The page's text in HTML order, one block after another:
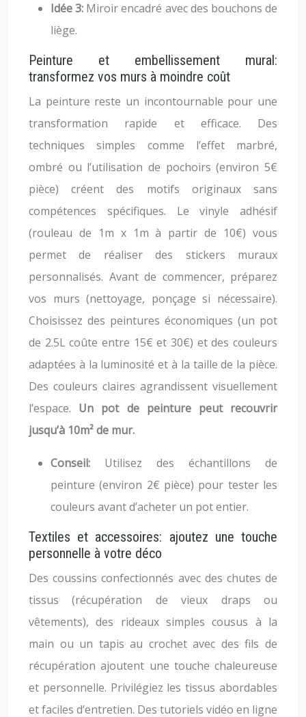
Idée 3: Miroir encadré avec des bouchons de
liège.
Peinture et embellissement mural:
transformez vos murs à moindre coût
La peinture reste un incontournable pour une
transformation rapide et efficace. Des
techniques simples comme l’effet marbré,
ombré ou l’utilisation de pochoirs (environ 5€
pièce) créent des motifs originaux sans
compétences spécifiques. Le vinyle adhésif
(rouleau de 1m x 1m à partir de 10€) vous
permet de réaliser des stickers muraux
personnalisés. Avant de commencer, préparez
vos murs (nettoyage, ponçage si nécessaire).
Choisissez des peintures économiques (un pot
de 2.5L coûte entre 15€ et 30€) et des couleurs
adaptées à la luminosité et à la taille de la pièce.
Des couleurs claires agrandissent visuellement
l’espace. Un pot de peinture peut recouvrir
jusqu’à 10m² de mur.
Conseil: Utilisez des échantillons de
peinture (environ 2€ pièce) pour tester les
couleurs avant d’acheter un pot entier.
Textiles et accessoires: ajoutez une touche
personnelle à votre déco
Des coussins confectionnés avec des chutes de
tissus (récupération de vieux draps ou
vêtements), des rideaux simples cousus à la
main ou un tapis au crochet avec des fils de
récupération ajoutent une touche chaleureuse
et personnelle. Privilégiez les tissus abordables
et faciles d’entretien. Des tutoriels vidéo en ligne